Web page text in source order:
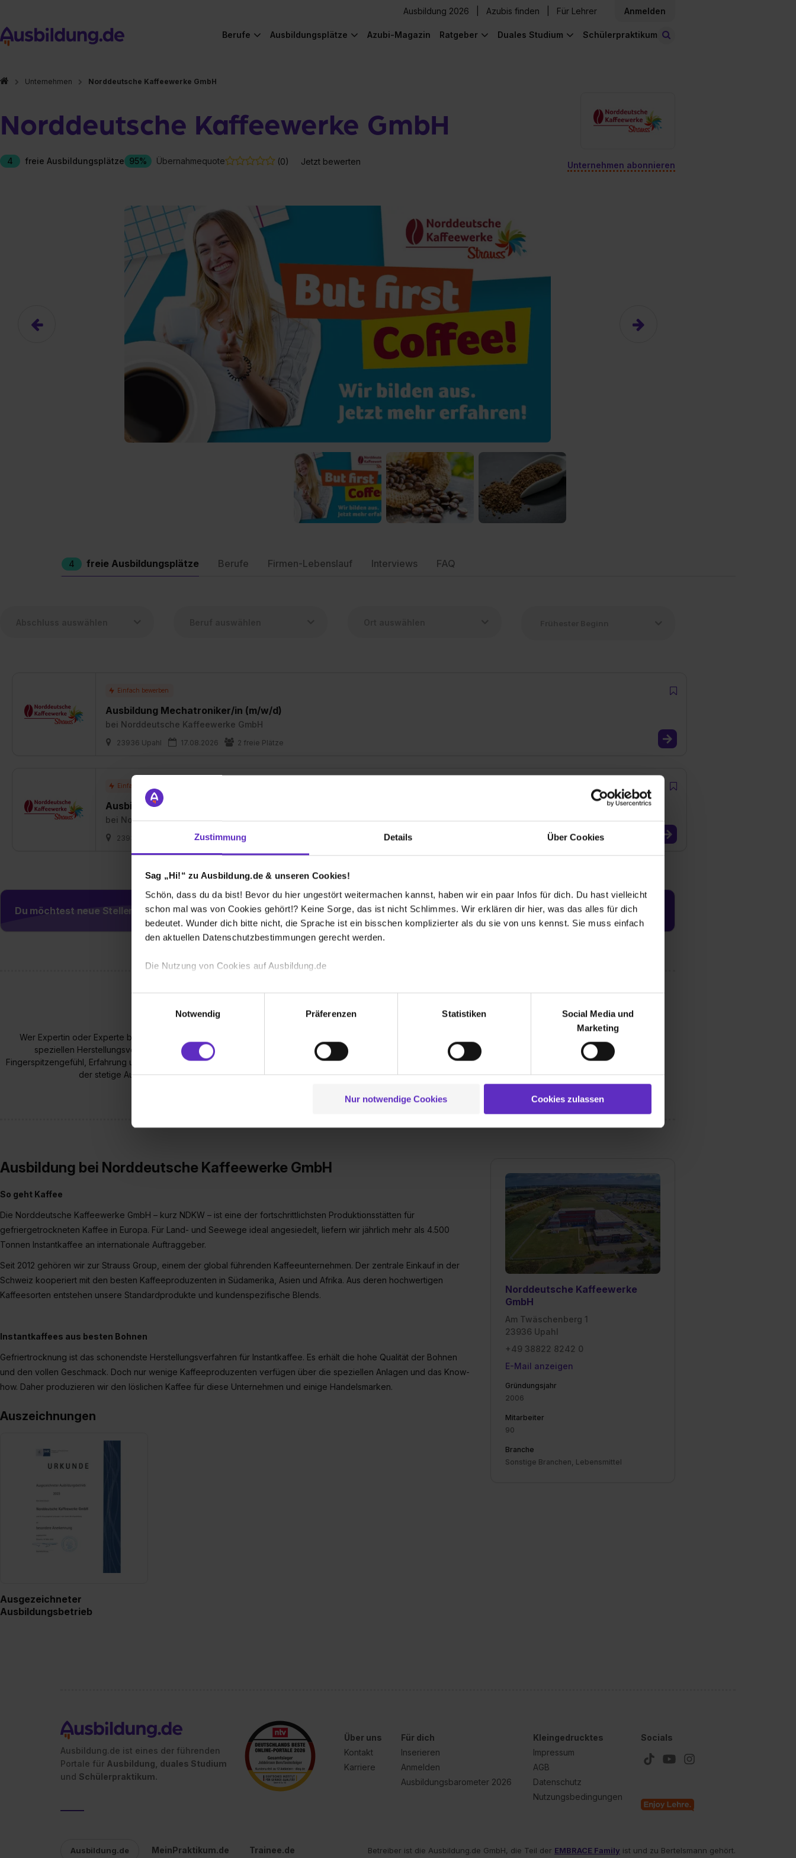
Zustimmung Details Über Cookies
Sag „Hi!“ zu Ausbildung.de & unseren Cookies!
Schön, dass du da bist! Bevor du hier ungestört weitermachen kannst, haben wir ein paar Infos für dich. Du hast vielleicht
schon mal was von Cookies gehört!? Keine Sorge, das ist nicht Schlimmes. Wir erklären dir hier, was das alles für dich
bedeutet. Wunder dich bitte nicht, die Sprache ist ein bisschen komplizierter als du sie von uns kennst. Sie muss einfach
den aktuellen Datenschutzbestimmungen gerecht werden.
Die Nutzung von Cookies auf Ausbildung.de
Wir verwenden Cookies zur technischen Funktion unserer Webseite („Notwendig“), um von dir bei Benutzung der
Webseite getroffenen Einstellungen zu speichern ( „Präferenzen“), die Zugriffe auf unsere Webseite zu analysieren
(„Statistiken“), um Informationen zu deiner Verwendung unserer Website an unsere Partner für soziale Medien, Werbung
und Analysen weiterzugeben und um Inhalte und Anzeigen zu personalisieren („Social Media und Marketing“). Unsere
Partner führen diese Informationen möglicherweise mit weiteren Daten zusammen, die du ihnen bereitgestellt hast oder die
zu. . In diesem Fall sowie bei der separaten Aktivierung von „Social Media und Marketing“ bist du auch damit
einverstanden, dass dir nach Setzen der Cookies externe Inhalte (z.B. Videos oder Posts) angezeigt und hierfür
Einwilligung zur Platzierung von Cookies der Kategorien „Präferenzen“, „Statistiken“ und „Social Media und Marketing“
umfasst hierbei die Einwilligung zur Übermittlung deiner Daten in die USA (Art. 49 Abs. 1 S. 1 lit. a) DS-GVO). Die USA
verfügen über kein angemessenes Datenschutzniveau (EuGH – Schrems II). Du kannst die von dir erteilte Einwilligung
jederzeit mit Wirkung für die Zukunft ganz oder teilweise über unsere Datenschutzerklärung unter dem Punkt
„Datenschutz-Einstellungen“ widerrufen. Weitere Informationen zu den einzelnen Cookies findest du durch Klick auf
„Details zeigen“. Weitere Informationen:Datenschutzerklärung, Impressum
Notwendig
Präferenzen Statistiken
Social Media und
Marketing
Nur notwendige Cookies Cookies zulassen
Ausbildung 2026 Azubis finden Für Lehrer Anmelden
Berufe Ausbildungsplätze Azubi-Magazin Ratgeber Duales Studium Schülerpraktikum
Unternehmen Norddeutsche Kaffeewerke GmbH
Norddeutsche Kaffeewerke GmbH
4 freie Ausbildungsplätze 95% Übernahmequote (0) Jetzt bewerten Unternehmen abonnieren
4 freie Ausbildungsplätze Berufe Firmen-Lebenslauf Interviews FAQ
Ausbildung Mechatroniker/in (m/w/d)
bei Norddeutsche Kaffeewerke GmbH
23936 Upahl 17.08.2026 2 freie Plätze
Ausbildung Fachkraft für Lebensmitteltechnik (m/w/d)
bei Norddeutsche Kaffeewerke GmbH
23936 Upahl 17.08.2026 2 freie Plätze
Du möchtest neue Stellen automatisch zugeschickt bekommen? Jetzt aktivieren
Wusstest du schon, dass...
Wer Expertin oder Experte bei den NDKW ist, gehört zu den besten Köpfen der Branche. Denn die
speziellen Herstellungsverfahren von Instantkaffee erfordern mehr als eine Ausbildung. Erst
Fingerspitzengefühl, Erfahrung und Begeisterung perfektionieren die Qualität unserer Produkte. Wie auch
der stetige Austausch von Fachwissen mit Kolleg:innen aus aller Welt.
Norddeutsche Kaffeewerke
GmbH
Am Twäschenberg 1
23936 Upahl
+49 38822 8242 0
E-Mail anzeigen
Gründungsjahr
2006
Mitarbeiter
90
Branche
Sonstige Branchen, Lebensmittel
Ausbildung bei Norddeutsche Kaffeewerke GmbH
So geht Kaffee
Die Norddeutsche Kaffeewerke GmbH – kurz NDKW – ist eine der fortschrittlichsten Produktionsstätten für
gefriergetrockneten Kaffee in Europa. Für Land- und Seewege ideal angesiedelt, liefern wir jährlich mehr als 4.500
Tonnen Instantkaffee an internationale Auftraggeber.
Seit 2012 gehören wir zur Strauss Group, einem der global führenden Kaffeeunternehmen. Der zentrale Einkauf in der
Schweiz kooperiert mit den besten Kaffeeproduzenten in Südamerika, Asien und Afrika. Aus deren hochwertigen
Kaffeesorten entstehen unsere Standardprodukte und kundenspezifische Blends.
Instantkaffees aus besten Bohnen
Gefriertrocknung ist das schonendste Herstellungsverfahren für Instantkaffee. Es erhält die hohe Qualität der Bohnen
und den vollen Geschmack. Doch nur wenige Kaffeeproduzenten verfügen über die speziellen Anlagen und das Know-
how. Daher produzieren wir den löslichen Kaffee für diese Unternehmen und einige Handelsmarken.
Auszeichnungen
Ausgezeichneter
Ausbildungsbetrieb
Ausbildung.de ist eines der führenden
Portale für Ausbildung, duales Studium
und Schülerpraktikum.
Über uns
Kontakt
Karriere
Für dich
Inserieren
Anmelden
Ausbildungsbarometer 2026
Kleingedrucktes
Impressum
AGB
Datenschutz
Nutzungsbedingungen
Socials
Ausbildung.de MeinPraktikum.de Trainee.de Betreiber ist die Ausbildung.de GmbH, die Teil der EMBRACE Family ist und zu Bertelsmann gehört.